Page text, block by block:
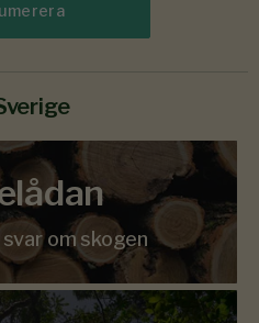
om skogen